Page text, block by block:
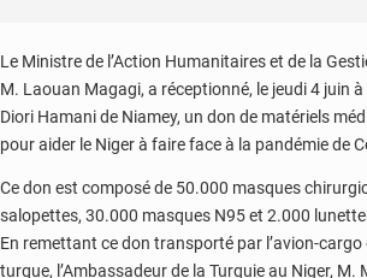
Le Ministre de l’Action Humanitaires et de la
M. Laouan Magagi, a réceptionné, le jeudi 4 juin
Diori Hamani de Niamey, un don de matériels
pour aider le Niger à faire face à la pandémie de
Ce don est composé de 50.000 masques
salopettes, 30.000 masques N95 et 2.000
En remettant ce don transporté par l’avion-cargo
turque, l’Ambassadeur de la Turquie au Niger, M.